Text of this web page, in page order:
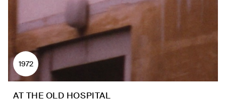
1972
AT THE OLD HOSPITAL